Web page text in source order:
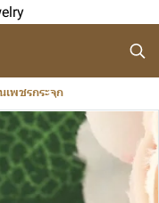
เพชรกระจุก